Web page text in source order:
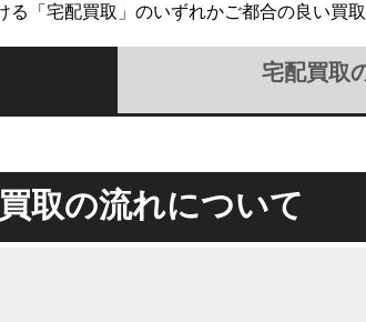
「宅配買取」のいずれかご都合の良い買
宅配買取
取の流れについて